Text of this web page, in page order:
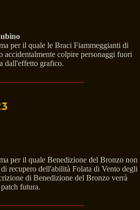
per il quale le Braci Fiammeggianti di
accidentalmente colpire personaggi fuori
dall'effetto grafico.
per il quale Benedizione del Bronzo non
recupero dell'abilità Folata di Vento degli
di Benedizione del Bronzo verrà
futura.